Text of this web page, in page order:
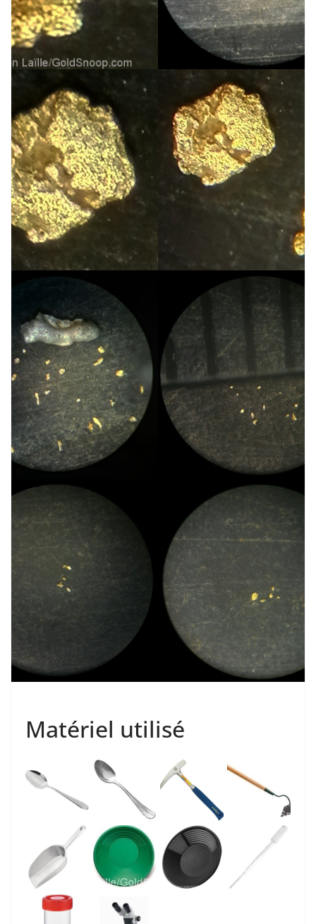
Matériel utilisé